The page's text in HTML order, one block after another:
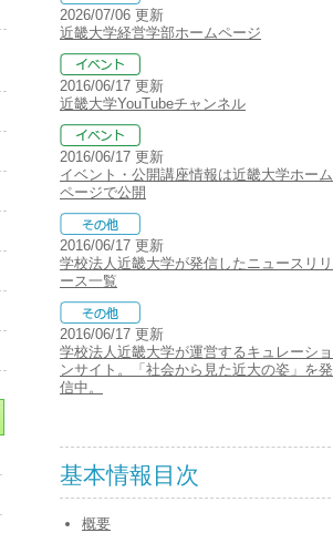
2026/07/06 更新
近畿大学経営学部ホームページ
2016/06/17 更新
近畿大学YouTubeチャンネル
2016/06/17 更新
イベント・公開講座情報は近畿大学ホーム
ページで公開
2016/06/17 更新
学校法人近畿大学が発信したニュースリリ
ース一覧
2016/06/17 更新
学校法人近畿大学が運営するキュレーショ
ンサイト。「社会から見た近大の姿」を発
信中。
基本情報目次
概要